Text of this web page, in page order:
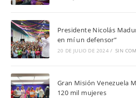
Presidente Nicolás
en mí un defensor”
20 DE JULIO DE 2024 / SIN
Gran Misión Venezuela
120 mil mujeres